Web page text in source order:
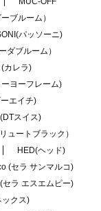
ブルーム）
パッソーニ)
ダブルーム）
カレラ)
ヨーフレーム)
エイチ)
スイス)
ュートブラック）
HED(ヘッド)
(セラ サンマルコ)
セラ エスエムピー)
クス)